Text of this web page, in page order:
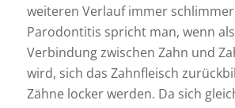
weiteren Verlauf immer
Parodontitis spricht man, wenn
Verbindung zwischen Zahn und
wird, sich das Zahnfleisch
Zähne locker werden. Da sich